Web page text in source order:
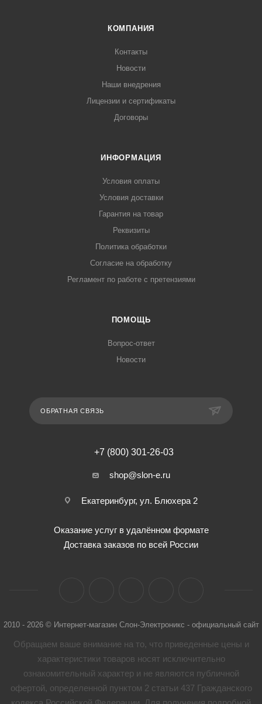
КОМПАНИЯ
Контакты
Новости
Наши внедрения
Лицензии и сертификаты
Договоры
ИНФОРМАЦИЯ
Условия оплаты
Условия доставки
Гарантия на товар
Реквизиты
Политика обработки
Согласие на обработку
Регламент по работе с претензиями
ПОМОЩЬ
Вопрос-ответ
Новости
ОБРАТНАЯ СВЯЗЬ
+7 (800) 301-26-03
shop@slon-e.ru
Екатеринбург, ул. Блюхера 2
Оказание услуг в удалённом формате
Доставка заказов по всей России
2010 - 2026 © Интернет-магазин Слон-Электроникс - официальный сайт
Обращаем ваше внимание на то, что приведенные цены и
характеристики товaров носят исключительно
ознакомительный характер и не являются публичной
офертой, определенной пунктом 2 статьи 437 Гражданского